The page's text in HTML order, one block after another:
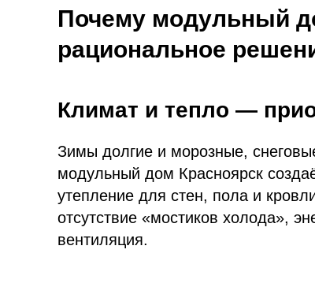
Почему модульный
рациональное
Климат и тепло —
Зимы долгие и морозные,
модульный дом Красноярск
утепление для стен, пола и
отсутствие «мостиков холода»,
вентиляция.